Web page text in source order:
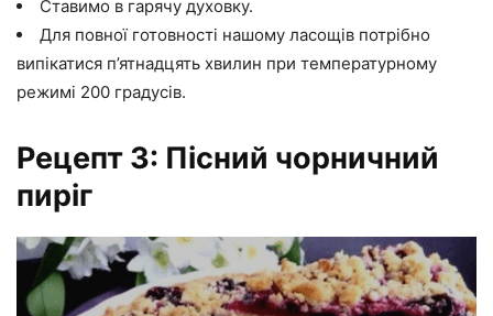
Ставимо в гарячу духовку.
Для повної готовності нашому ласощів потрібно
випікатися п’ятнадцять хвилин при температурному
режимі 200 градусів.
Рецепт 3: Пісний чорничний
пиріг